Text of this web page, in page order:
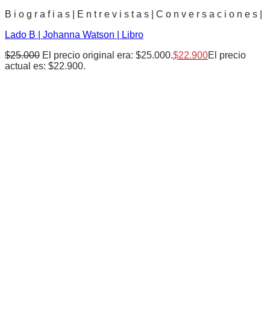
B i o g r a f i a s | E n t r e v i s t a s | C o n v e r s a c i o n e s |
Lado B | Johanna Watson | Libro
$25.000 El precio original era: $25.000.$22.900El precio
actual es: $22.900.